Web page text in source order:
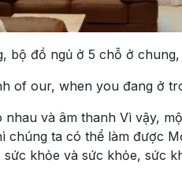
bộ đồ ngủ ở 5 chỗ ở
of our, when you đang ở
nhau và âm thanh Vì vậy,
chúng ta có thể làm được
sức khỏe và sức khỏe, sức